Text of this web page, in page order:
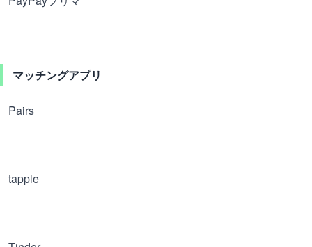
マッチングアプリ
Pairs
tapple